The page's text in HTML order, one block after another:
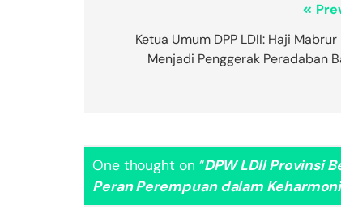
Ketua Umum DPP LDII: Haji
Menjadi Penggerak Peradaban
One thought on “DPW LDII Provinsi
Peran Perempuan dalam